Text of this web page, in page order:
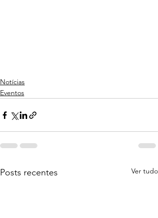
Notícias
Eventos
Posts recentes Ver tudo